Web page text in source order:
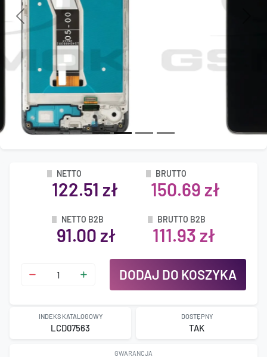
Previous
NETTO
122.51 zł
BRUTTO
150.69 zł
NETTO B2B
91.00 zł
BRUTTO B2B
111.93 zł
DODAJ DO KOSZYKA
INDEKS KATALOGOWY
LCD07563
DOSTĘPNY
TAK
GWARANCJA